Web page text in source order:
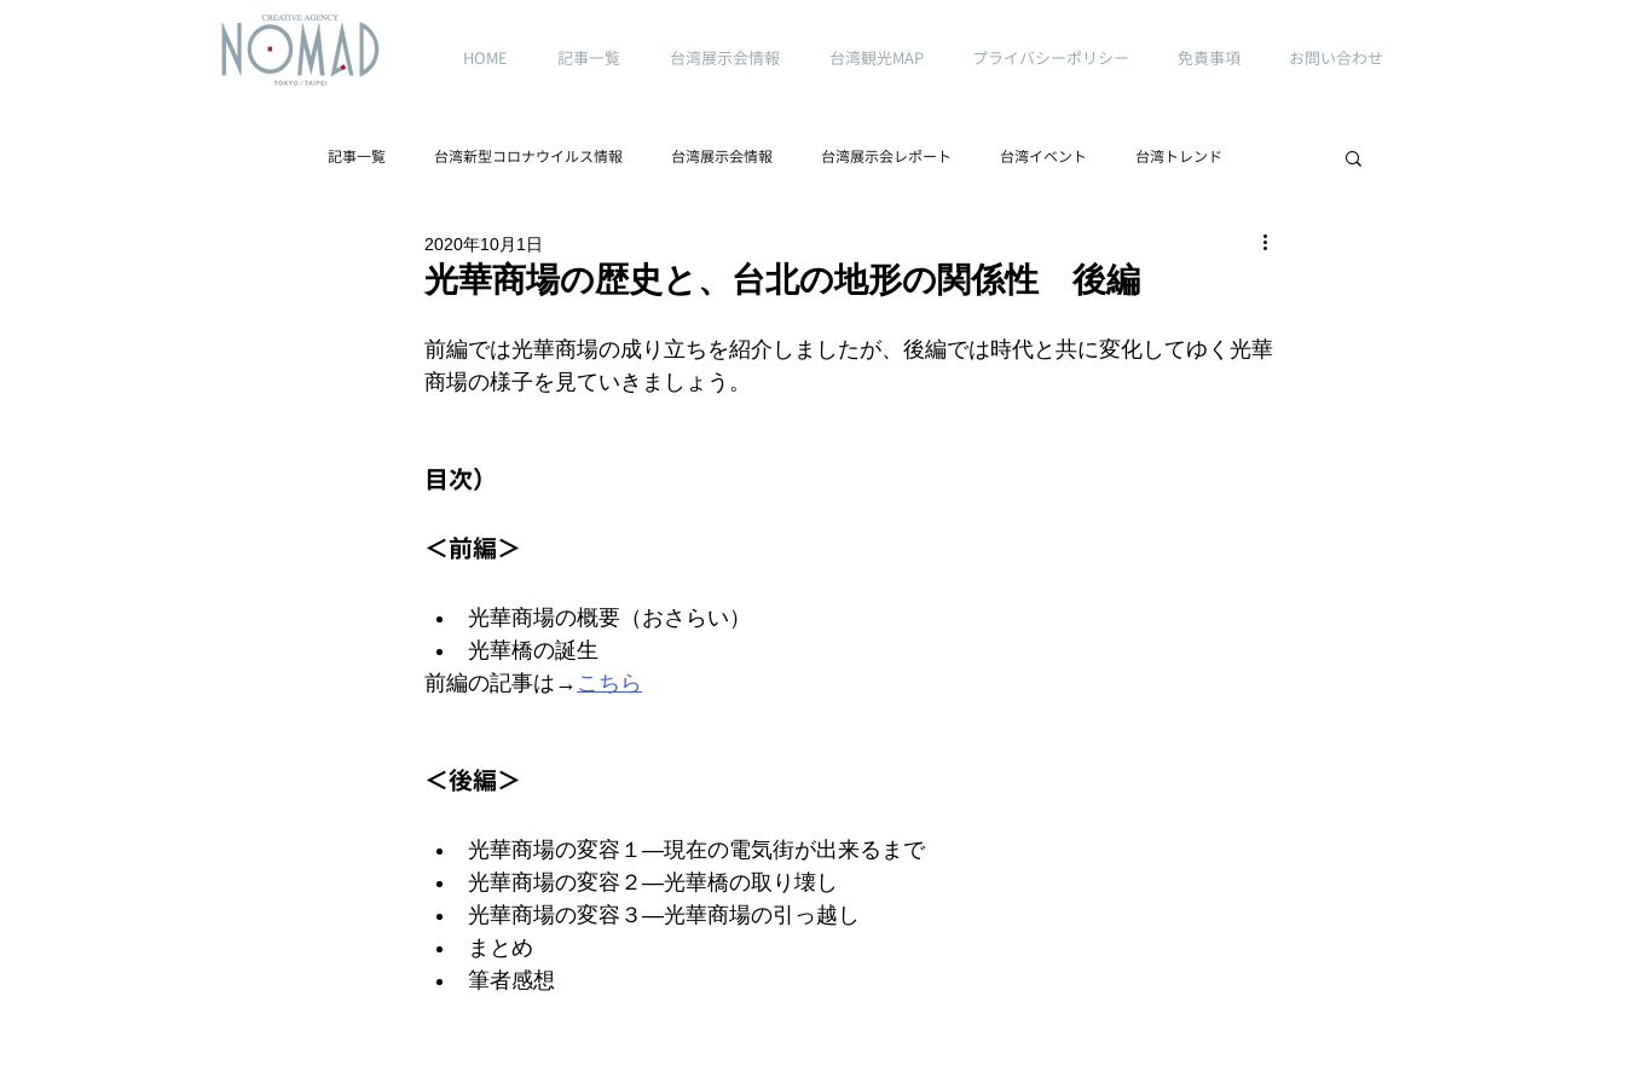
HOME 記事一覧 台湾展示会情報 台湾観光MAP プライバシーポリシー 免責事項 お問い合わせ
記事一覧 台湾新型コロナウイルス情報 台湾展示会情報 台湾展示会レポート 台湾イベント 台湾トレンド
台湾観光スポット
光華商場の歴史と、台北の地形の関係性 後編
2020年10月1日
前編では光華商場の成り立ちを紹介しましたが、後編では時代と共に変化してゆく光華
商場の様子を見ていきましょう。
目次）
＜前編＞
光華商場の概要（おさらい）
光華橋の誕生
前編の記事は→ こちら
＜後編＞
光華商場の変容１―現在の電気街が出来るまで
光華商場の変容２―光華橋の取り壊し
光華商場の変容３―光華商場の引っ越し
まとめ
筆者感想